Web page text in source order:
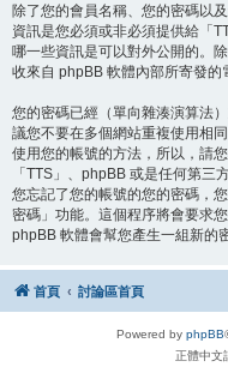
除了您的會員名稱、您的密碼以
資訊是您必須或非必須提供給「
哪一些資訊是可以對外公開的。
收來自 phpBB 軟體內部所寄發的
您的密碼已經（單向雜湊演算法
議您不要在多個網站重複使用相
使用您的帳號的方法，所以，請
「TTS」、phpBB 或是任何第
您忘記了您的帳號的您的密碼，
密碼」功能。這個程序將會要求
phpBB 軟體會幫您產生一組新的
首頁 討論區首頁
Powered by phpBB
正體中文